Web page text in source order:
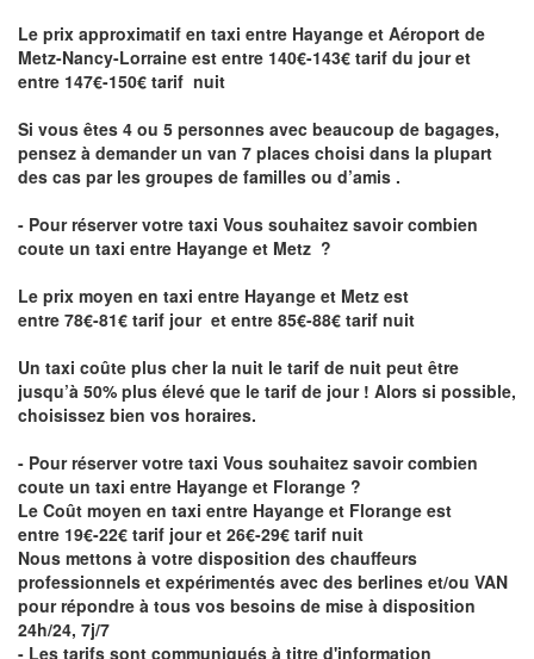
Le prix approximatif en taxi entre Hayange et Aéroport de
Metz-Nancy-Lorraine est entre 140€-143€ tarif du jour et
entre 147€-150€ tarif nuit
Si vous êtes 4 ou 5 personnes avec beaucoup de bagages,
pensez à demander un van 7 places choisi dans la plupart
des cas par les groupes de familles ou d’amis .
- Pour réserver votre taxi Vous souhaitez savoircombien
coute un taxi entre Hayange et Metz ?
Le prix moyen en taxi entre Hayange et Metz est
entre 78€-81€ tarif jour et entre 85€-88€ tarif nuit
Un taxi coûte plus cher la nuit le tarif de nuit peut être
jusqu’à 50% plus élevé que le tarif de jour ! Alors si possible,
choisissez bien vos horaires.
- Pour réserver votre taxi Vous souhaitez savoircombien
coute un taxi entre Hayange et Florange ?
Le Coût moyen en taxi entre Hayange et Florange est
entre 19€-22€ tarif jour et 26€-29€ tarif nuit
Nous mettons à votre disposition des chauffeurs
professionnels et expérimentés avec des berlines et/ou VAN
pour répondre à tous vos besoins de mise à disposition
24h/24, 7j/7
- Les tarifs sont communiqués à titre d'information